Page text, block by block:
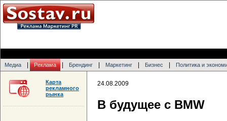
Медиа Реклама Брендинг Маркетинг Бизнес Политика и
24.08.2009
В будущее с BMW
Карта
рекламного
рынка